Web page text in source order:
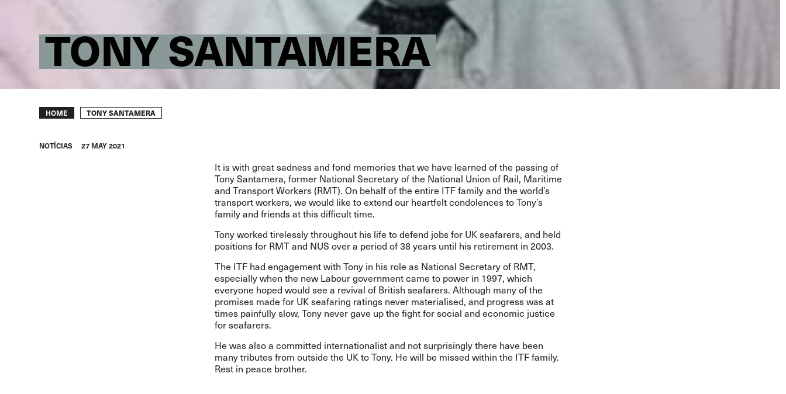
TONY SANTAMERA
Breadcrumb
HOME TONY SANTAMERA
NOTÍCIAS 27 MAY 2021
It is with great sadness and fond memories that we have learned of the passing of
Tony Santamera, former National Secretary of the National Union of Rail, Maritime
and Transport Workers (RMT). On behalf of the entire ITF family and the world’s
transport workers, we would like to extend our heartfelt condolences to Tony’s
family and friends at this difficult time.
Tony worked tirelessly throughout his life to defend jobs for UK seafarers, and held
positions for RMT and NUS over a period of 38 years until his retirement in 2003.
The ITF had engagement with Tony in his role as National Secretary of RMT,
especially when the new Labour government came to power in 1997, which
everyone hoped would see a revival of British seafarers. Although many of the
promises made for UK seafaring ratings never materialised, and progress was at
times painfully slow, Tony never gave up the fight for social and economic justice
for seafarers.
He was also a committed internationalist and not surprisingly there have been
many tributes from outside the UK to Tony. He will be missed within the ITF family.
Rest in peace brother.